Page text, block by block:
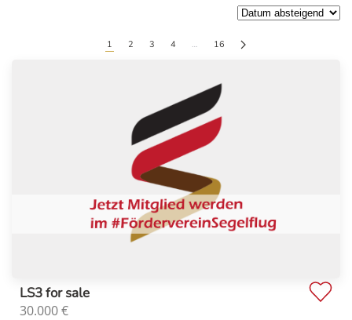
1 2 3 4 … 16
LS3 for sale
30.000€